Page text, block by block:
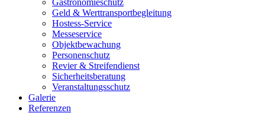
Gastronomieschutz
Geld & Werttransportbegleitung
Hostess-Service
Messeservice
Objektbewachung
Personenschutz
Revier & Streifendienst
Sicherheitsberatung
Veranstaltungsschutz
Galerie
Referenzen